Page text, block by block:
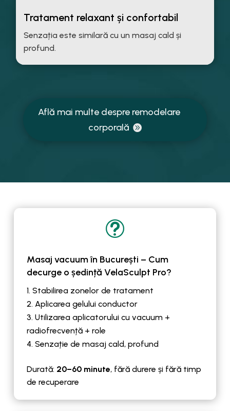
Tratament relaxant și confortabil
Senzația este similară cu un masaj cald și
profund.
Află mai multe despre remodelare
corporală
t
Masaj vacuum în București – Cum
decurge o ședință VelaSculpt Pro?
Stabilirea zonelor de tratament
Aplicarea gelului conductor
Utilizarea aplicatorului cu vacuum +
radiofrecvență + role
Senzație de masaj cald, profund
Durată: 20–60 minute, fără durere și fără timp
de recuperare